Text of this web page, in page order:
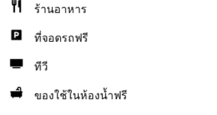
ร้านอาหาร
ที่จอดรถฟรี
ทีวี
ของใช้ในห้องน้ำฟรี